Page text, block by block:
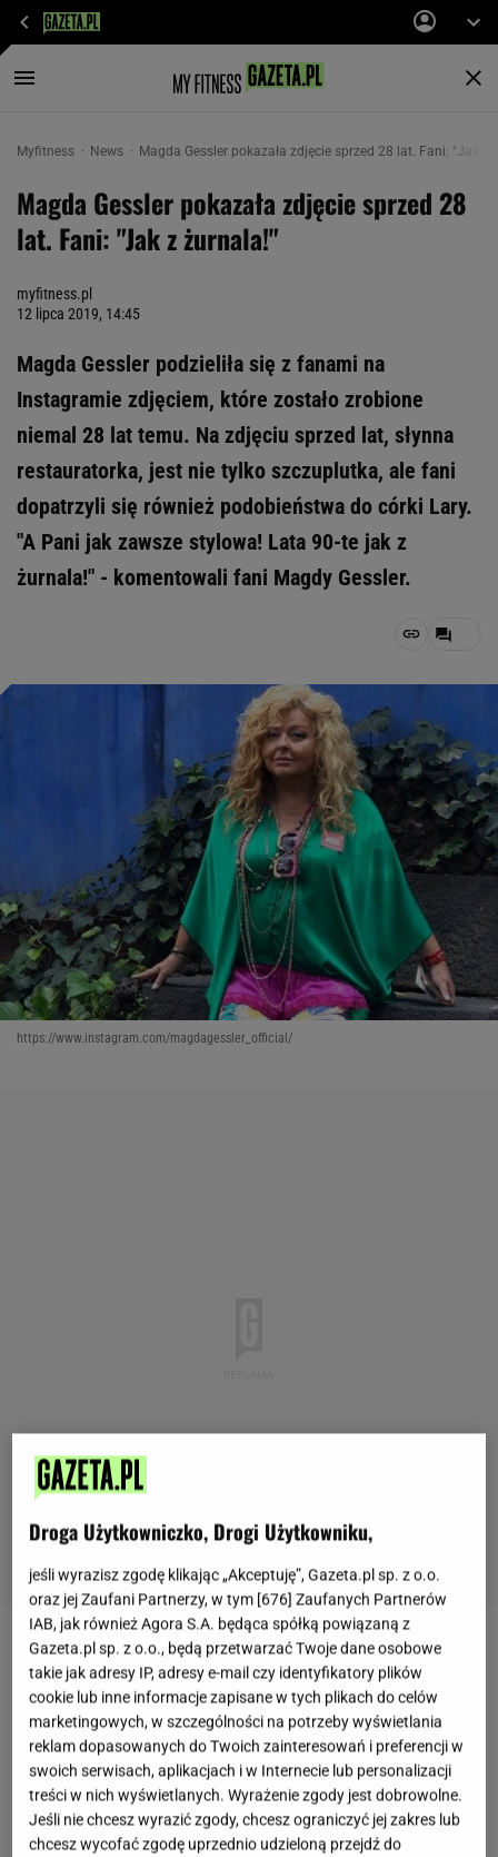
Myfitness News Magda Gessler pokazała zdjęcie sprzed 28 lat. Fani: "Jak z
Magda Gessler pokazała zdjęcie sprzed 28
lat. Fani: "Jak z żurnala!"
myfitness.pl
12 lipca 2019, 14:45
Magda Gessler podzieliła się z fanami na
Instagramie zdjęciem, które zostało zrobione
niemal 28 lat temu. Na zdjęciu sprzed lat, słynna
restauratorka, jest nie tylko szczuplutka, ale fani
dopatrzyli się również podobieństwa do córki Lary.
"A Pani jak zawsze stylowa! Lata 90-te jak z
żurnala!" - komentowali fani Magdy Gessler.
https://www.instagram.com/magdagessler_official/
Zobacz wideo
Magda Gessler jest najsłynniejszą polską
restauratorką. Od lat jest prowadzącą program
"Kuchenne rewolucje" i choć słynie z niezwykle
ciętego języka, to uwielbiana jest przez tysięcy osób
w całym kraju. Restauratorka jest dość
Droga Użytkowniczko, Drogi Użytkowniku,
jeśli wyrazisz zgodę klikając „Akceptuję”, Gazeta.pl sp. z o.o.
oraz jej Zaufani Partnerzy, w tym [676] Zaufanych Partnerów
IAB, jak również Agora S.A. będąca spółką powiązaną z
Gazeta.pl sp. z o.o., będą przetwarzać Twoje dane osobowe
takie jak adresy IP, adresy e-mail czy identyfikatory plików
cookie lub inne informacje zapisane w tych plikach do celów
marketingowych, w szczególności na potrzeby wyświetlania
reklam dopasowanych do Twoich zainteresowań i preferencji w
swoich serwisach, aplikacjach i w Internecie lub personalizacji
treści w nich wyświetlanych. Wyrażenie zgody jest dobrowolne.
Jeśli nie chcesz wyrazić zgody, chcesz ograniczyć jej zakres lub
chcesz wycofać zgodę uprzednio udzieloną przejdź do